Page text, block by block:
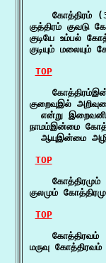
கோத்திரம்
குத்திரம் குவடு
குடியே உம்பல்
குடியும்
TOP
குறைவுஇல்
என்று
நாமம்இன்மை
ஆயுஇன்மை
TOP
கோத்திரமும்
குலமும்
TOP
கோத்திரவம்
மருவு